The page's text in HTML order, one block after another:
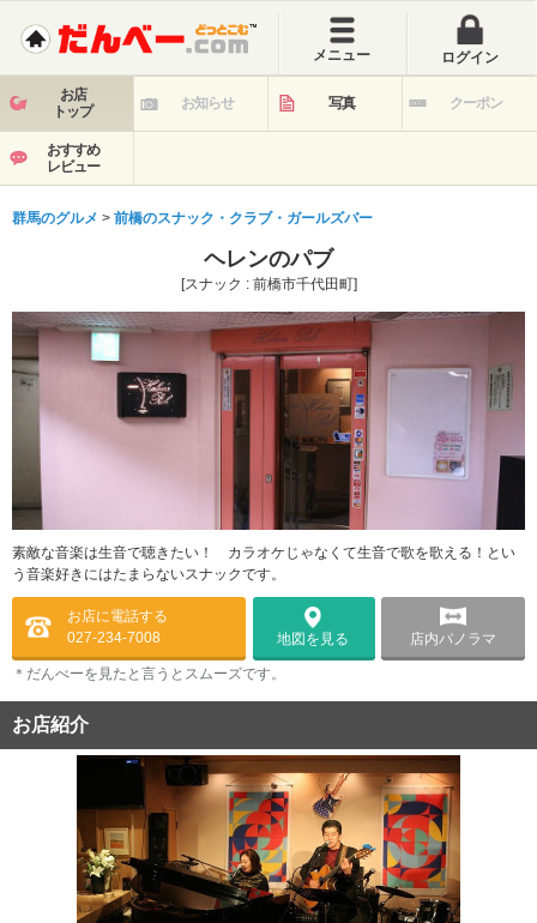
メニュー ログイン
お店
トップ
お知らせ 写真 クーポン
おすすめ
レビュー
群馬のグルメ > 前橋のスナック・クラブ・ガールズバー
ヘレンのパブ
[スナック : 前橋市千代田町]
素敵な音楽は生音で聴きたい！ カラオケじゃなくて生音で歌を歌える！とい
う音楽好きにはたまらないスナックです。
お店に電話する
027-234-7008
地図を見る 店内パノラマ
＊だんべーを見たと言うとスムーズです。
お店紹介